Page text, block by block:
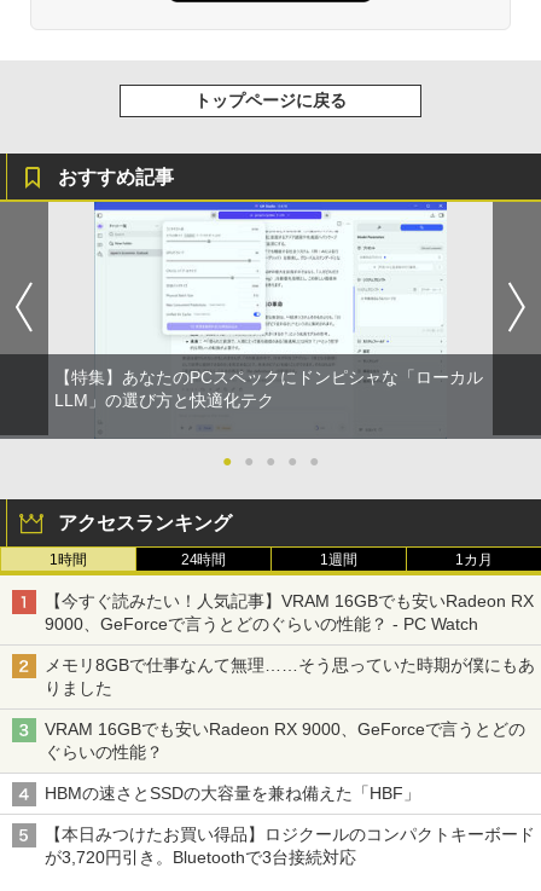
トップページに戻る
おすすめ記事
【特集】あなたのPCスペックにドンピシャな「ローカル
LLM」の選び方と快適化テク
● ● ● ● ●
アクセスランキング
1時間 24時間 1週間 1カ月
【今すぐ読みたい！人気記事】VRAM 16GBでも安いRadeon RX
9000、GeForceで言うとどのぐらいの性能？ - PC Watch
メモリ8GBで仕事なんて無理……そう思っていた時期が僕にもあ
りました
VRAM 16GBでも安いRadeon RX 9000、GeForceで言うとどの
ぐらいの性能？
HBMの速さとSSDの大容量を兼ね備えた「HBF」
【本日みつけたお買い得品】ロジクールのコンパクトキーボード
が3,720円引き。Bluetoothで3台接続対応